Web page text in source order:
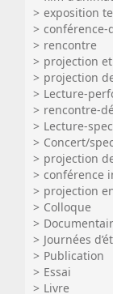
exposition
conférence-
rencontre
projection
projection
Lecture-
rencontre-
Lecture-
Concert/
projection
conférence
projection
Colloque
Journées
Publication
Essai
Livre